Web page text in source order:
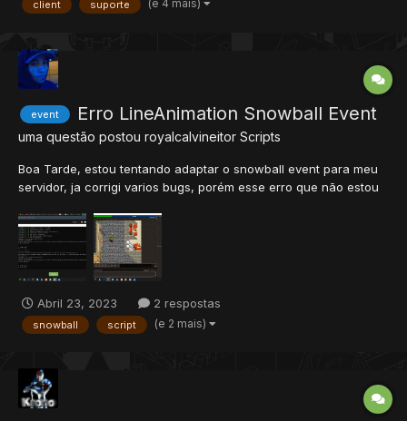
client suporte (e 4 mais)
event Erro LineAnimation Snowball Event
uma questão postou royalcalvineitor Scripts
Boa Tarde, estou tentando adaptar o snowball event para meu
servidor, ja corrigi varios bugs, porém esse erro que não estou
sobre sempre que uso o comando !snowball Atirar aparece
esse erro na distro, mas a animação segue fluida no servid...
Abril 23, 2023 2 respostas
snowball script (e 2 mais)